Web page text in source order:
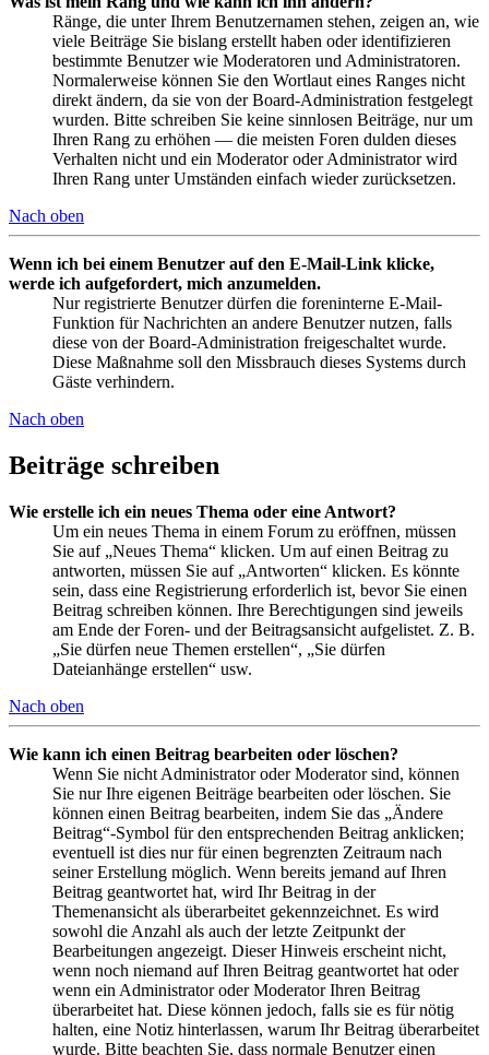
Ränge, die unter Ihrem Benutzernamen stehen, zeigen an, wie
viele Beiträge Sie bislang erstellt haben oder identifizieren
bestimmte Benutzer wie Moderatoren und Administratoren.
Normalerweise können Sie den Wortlaut eines Ranges nicht
direkt ändern, da sie von der Board-Administration festgelegt
wurden. Bitte schreiben Sie keine sinnlosen Beiträge, nur um
Ihren Rang zu erhöhen — die meisten Foren dulden dieses
Verhalten nicht und ein Moderator oder Administrator wird
Ihren Rang unter Umständen einfach wieder zurücksetzen.
Nach oben
Wenn ich bei einem Benutzer auf den E-Mail-Link klicke,
werde ich aufgefordert, mich anzumelden.
Nur registrierte Benutzer dürfen die foreninterne E-Mail-
Funktion für Nachrichten an andere Benutzer nutzen, falls
diese von der Board-Administration freigeschaltet wurde.
Diese Maßnahme soll den Missbrauch dieses Systems durch
Gäste verhindern.
Nach oben
Beiträge schreiben
Wie erstelle ich ein neues Thema oder eine Antwort?
Um ein neues Thema in einem Forum zu eröffnen, müssen
Sie auf „Neues Thema“ klicken. Um auf einen Beitrag zu
antworten, müssen Sie auf „Antworten“ klicken. Es könnte
sein, dass eine Registrierung erforderlich ist, bevor Sie einen
Beitrag schreiben können. Ihre Berechtigungen sind jeweils
am Ende der Foren- und der Beitragsansicht aufgelistet. Z. B.
„Sie dürfen neue Themen erstellen“, „Sie dürfen
Dateianhänge erstellen“ usw.
Nach oben
Wie kann ich einen Beitrag bearbeiten oder löschen?
Wenn Sie nicht Administrator oder Moderator sind, können
Sie nur Ihre eigenen Beiträge bearbeiten oder löschen. Sie
können einen Beitrag bearbeiten, indem Sie das „Ändere
Beitrag“-Symbol für den entsprechenden Beitrag anklicken;
eventuell ist dies nur für einen begrenzten Zeitraum nach
seiner Erstellung möglich. Wenn bereits jemand auf Ihren
Beitrag geantwortet hat, wird Ihr Beitrag in der
Themenansicht als überarbeitet gekennzeichnet. Es wird
sowohl die Anzahl als auch der letzte Zeitpunkt der
Bearbeitungen angezeigt. Dieser Hinweis erscheint nicht,
wenn noch niemand auf Ihren Beitrag geantwortet hat oder
wenn ein Administrator oder Moderator Ihren Beitrag
überarbeitet hat. Diese können jedoch, falls sie es für nötig
halten, eine Notiz hinterlassen, warum Ihr Beitrag überarbeitet
wurde. Bitte beachten Sie, dass normale Benutzer einen